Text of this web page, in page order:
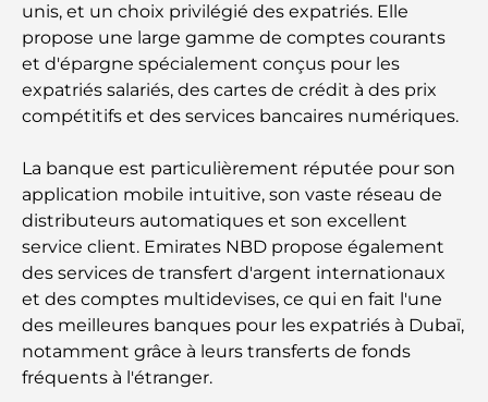
Hôtels 5 étoiles à Dubaï : un luxe inégalé pour
chaque voyageur
Que faire dans le centre-ville de Dubaï : votre
guide ultime
Les meilleurs iftars à Dubaï : 7 adresses
incontournables pour un repas de Ramadan
mémorable
Cafés à Business Bay : l’alliance parfaite du café et
de la convivialité
Restaurants étoilés Michelin à Dubaï : un circuit
gastronomique inoubliable
unis, et un choix privilégié des expatriés. Elle
propose une large gamme de comptes courants
et d'épargne spécialement conçus pour les
expatriés salariés, des cartes de crédit à des prix
compétitifs et des services bancaires numériques.
La banque est particulièrement réputée pour son
application mobile intuitive, son vaste réseau de
distributeurs automatiques et son excellent
service client. Emirates NBD propose également
des services de transfert d'argent internationaux
et des comptes multidevises, ce qui en fait l'une
des meilleures banques pour les expatriés à Dubaï,
notamment grâce à leurs transferts de fonds
fréquents à l'étranger.